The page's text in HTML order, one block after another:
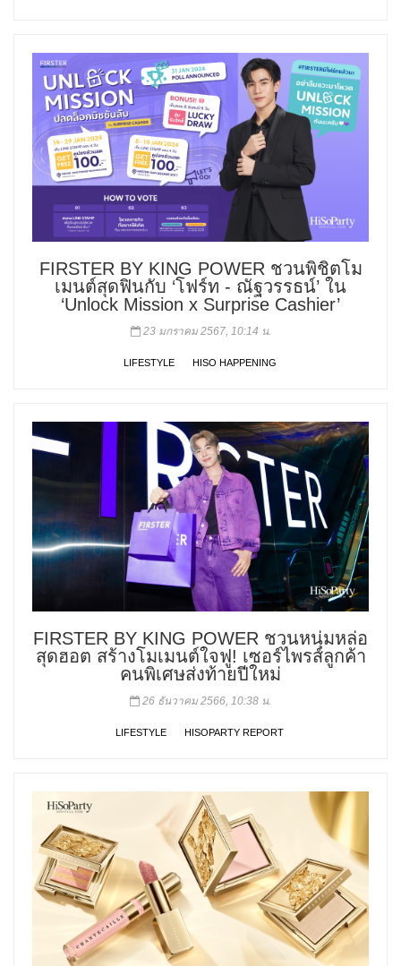
FIRSTER BY KING POWER ชวนพิชิตโม
เมนต์สุดฟินกับ ‘โฟร์ท - ณัฐวรรธน์’ ใน
‘Unlock Mission x Surprise Cashier’
23 มกราคม 2567, 10:14 น.
LIFESTYLE HISO HAPPENING
FIRSTER BY KING POWER ชวนหนุ่มหล่อ
สุดฮอต สร้างโมเมนต์ใจฟู! เซอร์ไพรส์ลูกค้า
คนพิเศษส่งท้ายปีใหม่
26 ธันวาคม 2566, 10:38 น.
LIFESTYLE HISOPARTY REPORT